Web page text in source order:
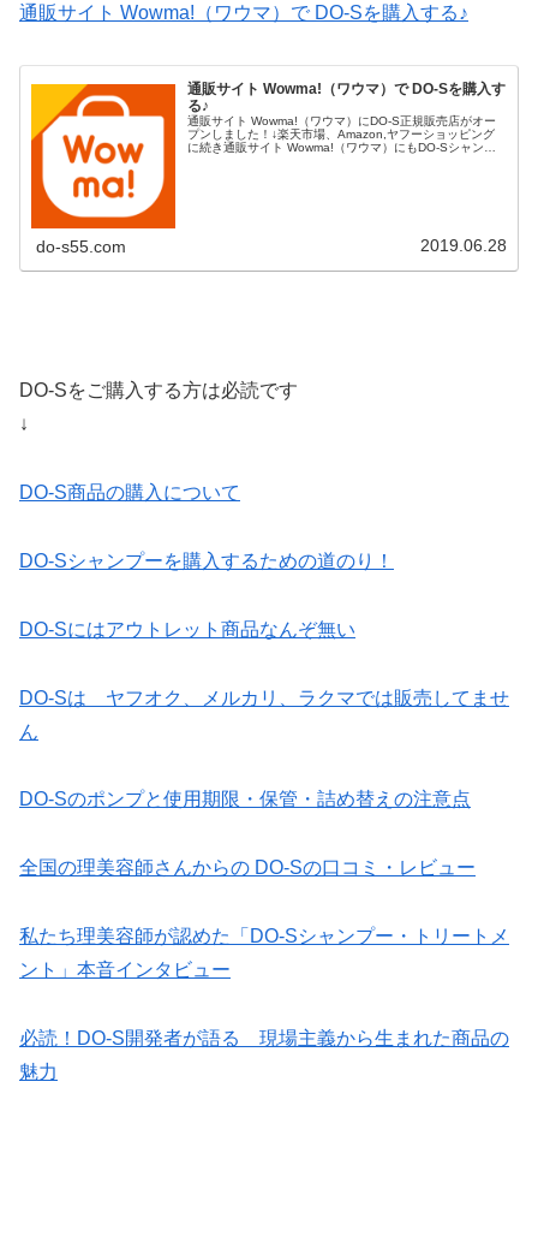
通販サイト Wowma!（ワウマ）で DO-Sを購入する♪
通販サイト Wowma!（ワウマ）で DO-Sを購入す
る♪
通販サイト Wowma!（ワウマ）にDO-S正規販売店がオー
プンしました！↓楽天市場、Amazon,ヤフーショッピング
に続き通販サイト Wowma!（ワウマ）にもDO-Sシャンプ
do-s55.com 2019.06.28
DO-Sをご購入する方は必読です
↓
DO-S商品の購入について
DO-Sシャンプーを購入するための道のり！
DO-Sにはアウトレット商品なんぞ無い
DO-Sは ヤフオク、メルカリ、ラクマでは販売してませ
ん
DO-Sのポンプと使用期限・保管・詰め替えの注意点
全国の理美容師さんからの DO-Sの口コミ・レビュー
私たち理美容師が認めた「DO-Sシャンプー・トリートメ
ント」本音インタビュー
必読！DO-S開発者が語る 現場主義から生まれた商品の
魅力